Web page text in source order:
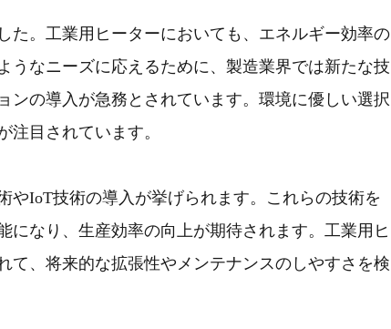
た。工業用ヒーターにおいても、エネルギー効率の
うなニーズに応えるために、製造業界では新たな技
ンの導入が急務とされています。環境に優しい選択
目されています。
やIoT技術の導入が挙げられます。これらの技術を
なり、生産効率の向上が期待されます。工業用ヒ
て、将来的な拡張性やメンテナンスのしやすさを検